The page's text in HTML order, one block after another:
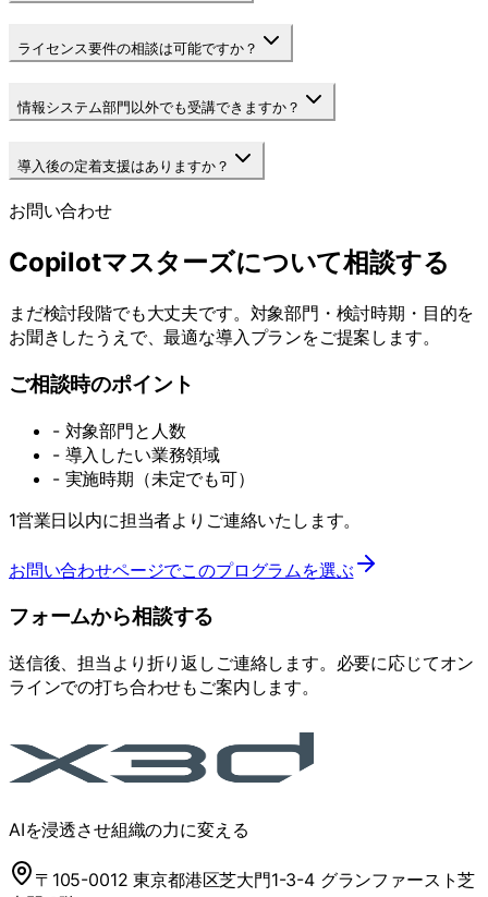
ライセンス要件の相談は可能ですか？
情報システム部門以外でも受講できますか？
導入後の定着支援はありますか？
お問い合わせ
Copilotマスターズについて相談する
まだ検討段階でも大丈夫です。対象部門・検討時期・目的を
お聞きしたうえで、最適な導入プランをご提案します。
ご相談時のポイント
- 対象部門と人数
- 導入したい業務領域
- 実施時期（未定でも可）
1営業日以内に担当者よりご連絡いたします。
お問い合わせページでこのプログラムを選ぶ
フォームから相談する
送信後、担当より折り返しご連絡します。必要に応じてオン
ラインでの打ち合わせもご案内します。
AIを浸透させ組織の力に変える
〒105-0012 東京都港区芝大門1-3-4 グランファースト芝